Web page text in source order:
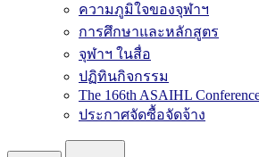
ความภูมิใจของจุฬาฯ
การศึกษาและหลักสูตร
จุฬาฯ ในสื่อ
ปฏิทินกิจกรรม
The 166th ASAIHL
ประกาศจัดซื้อจัดจ้าง